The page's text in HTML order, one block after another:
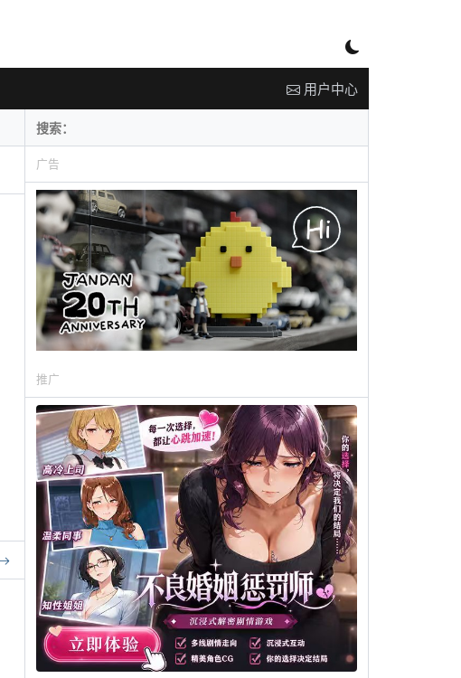
用户中心
广告
推广